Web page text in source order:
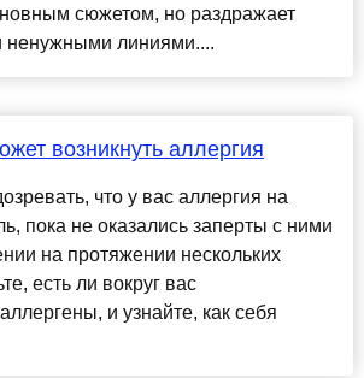
сюжетом, но раздражает
ненужными линиями....
возникнуть аллергия
что у вас аллергия на
пока не оказались заперты с ними
на протяжении нескольких
есть ли вокруг вас
и узнайте, как себя